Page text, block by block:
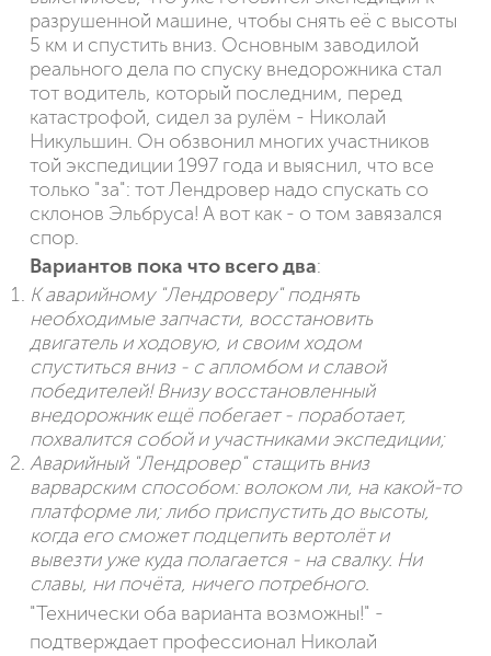
разрушенной машине, чтобы снять её с высоты
5 км и спустить вниз. Основным заводилой
реального дела по спуску внедорожника стал
тот водитель, который последним, перед
катастрофой, сидел за рулём - Николай
Никульшин. Он обзвонил многих участников
той экспедиции 1997 года и выяснил, что все
только "за": тот Лендровер надо спускать со
склонов Эльбруса! А вот как - о том завязался
спор.
Вариантов пока что всего два:
К аварийному "Лендроверу" поднять
необходимые запчасти, восстановить
двигатель и ходовую, и своим ходом
спуститься вниз - с апломбом и славой
победителей! Внизу восстановленный
внедорожник ещё побегает - поработает,
похвалится собой и участниками экспедиции;
Аварийный "Лендровер" стащить вниз
варварским способом: волоком ли, на какой-то
платформе ли; либо приспустить до высоты,
когда его сможет подцепить вертолёт и
вывезти уже куда полагается - на свалку. Ни
славы, ни почёта, ничего потребного.
"Технически оба варианта возможны!" -
подтверждает профессионал Николай